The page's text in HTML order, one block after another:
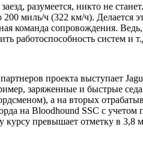
разумеется, никто не
200 миль/ч (322 км/ч).
команда сопровождения.
работоспособность систем и
проекта выступает
заряженные и быстрые
а на вторых
на Bloodhound SSC с
превышает отметку в 3,8